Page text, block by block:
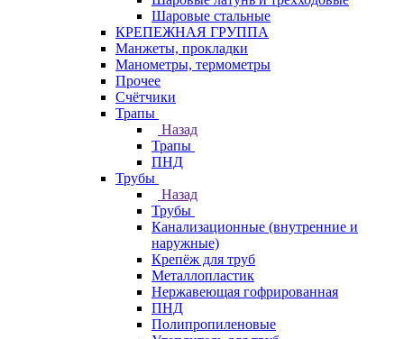
Шаровые стальные
КРЕПЕЖНАЯ ГРУППА
Манжеты, прокладки
Манометры, термометры
Прочее
Счётчики
Трапы
Назад
Трапы
ПНД
Трубы
Назад
Трубы
Канализационные (внутренние и
наружные)
Крепёж для труб
Металлопластик
Нержавеющая гофрированная
ПНД
Полипропиленовые